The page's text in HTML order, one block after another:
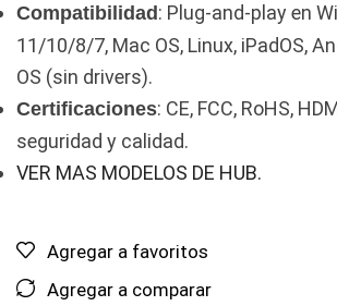
Compatibilidad : Plug-and-play en
11/10/8/7, Mac OS, Linux, iPadOS,
OS (sin drivers).
Certificaciones: CE, FCC, RoHS,
seguridad y calidad.
VER MAS MODELOS DE HUB.
Agregar a favoritos
Agregar a comparar